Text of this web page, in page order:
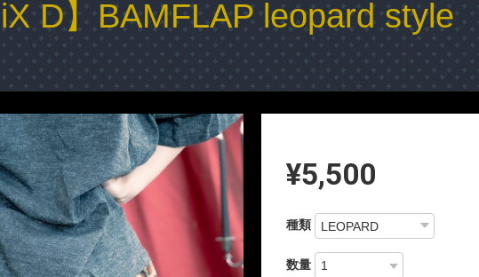
D】BAMFLAP leopard style
¥5,500
種類
数量